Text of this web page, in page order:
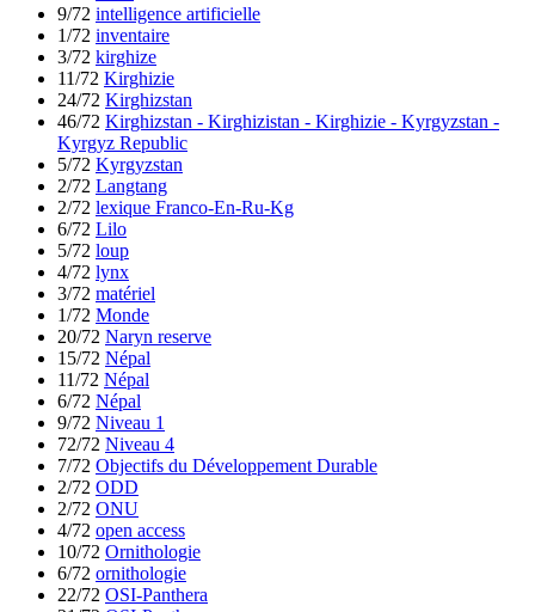
9/72 intelligence artificielle
1/72 inventaire
3/72 kirghize
11/72 Kirghizie
24/72 Kirghizstan
46/72 Kirghizstan - Kirghizistan - Kirghizie - Kyrgyzstan -
Kyrgyz Republic
5/72 Kyrgyzstan
2/72 Langtang
2/72 lexique Franco-En-Ru-Kg
6/72 Lilo
5/72 loup
4/72 lynx
3/72 matériel
1/72 Monde
20/72 Naryn reserve
15/72 Népal
11/72 Népal
6/72 Népal
9/72 Niveau 1
72/72 Niveau 4
7/72 Objectifs du Développement Durable
2/72 ODD
2/72 ONU
4/72 open access
10/72 Ornithologie
6/72 ornithologie
22/72 OSI-Panthera